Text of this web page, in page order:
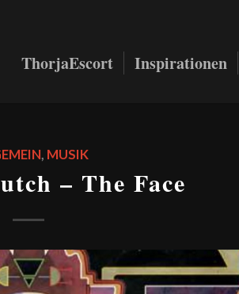
ThorjaEscort Inspirationen
, MUSIK
– The Face